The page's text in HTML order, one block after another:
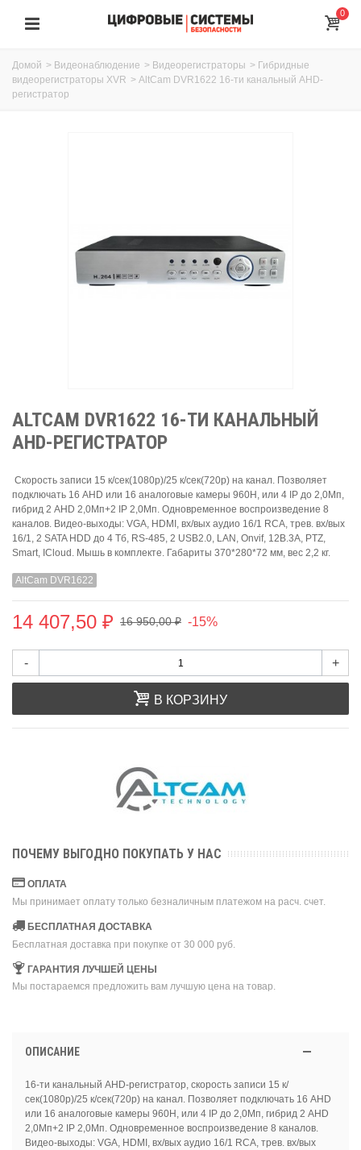
0
Домой > Видеонаблюдение > Видеорегистраторы > Гибридные
видеорегистраторы XVR > AltCam DVR1622 16-ти канальный AHD-
регистратор
ALTCAM DVR1622 16-ТИ КАНАЛЬНЫЙ
AHD-РЕГИСТРАТОР
Cкорость записи 15 к/сек(1080р)/25 к/сек(720р) на канал. Позволяет
подключать 16 AHD или 16 аналоговые камеры 960H, или 4 IP до 2,0Мп,
гибрид 2 AHD 2,0Мп+2 IP 2,0Мп. Одновременное воспроизведение 8
каналов. Видео-выходы: VGA, HDMI, вх/вых аудио 16/1 RCA, трев. вх/вых
16/1, 2 SATA HDD до 4 Тб, RS-485, 2 USB2.0, LAN, Onvif, 12B.3А, PTZ,
Smart, ICloud. Мышь в комплекте. Габариты 370*280*72 мм, вес 2,2 кг.
AltCam DVR1622
14 407,50 ₽ 16 950,00 ₽ -15%
- +
В КОРЗИНУ
ПОЧЕМУ ВЫГОДНО ПОКУПАТЬ У НАС
ОПЛАТА
Мы принимает оплату только безналичным платежом на расч. счет.
БЕСПЛАТНАЯ ДОСТАВКА
Бесплатная доставка при покупке от 30 000 руб.
ГАРАНТИЯ ЛУЧШЕЙ ЦЕНЫ
Мы постараемся предложить вам лучшую цена на товар.
ОПИСАНИЕ
16-ти канальный AHD-регистратор, скорость записи 15 к/
сек(1080р)/25 к/сек(720р) на канал. Позволяет подключать 16 AHD
или 16 аналоговые камеры 960H, или 4 IP до 2,0Мп, гибрид 2 AHD
2,0Мп+2 IP 2,0Мп. Одновременное воспроизведение 8 каналов.
Видео-выходы: VGA, HDMI, вх/вых аудио 16/1 RCA, трев. вх/вых